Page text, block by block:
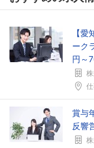
【
ーク
円～
賞与
反響